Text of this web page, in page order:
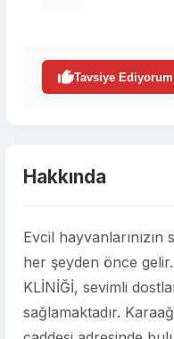
Tavsiye Ediyorum
Hakkında
Evcil hayvanlarınızın
her şeyden önce
KLİNİĞİ, sevimli
sağlamaktadır.